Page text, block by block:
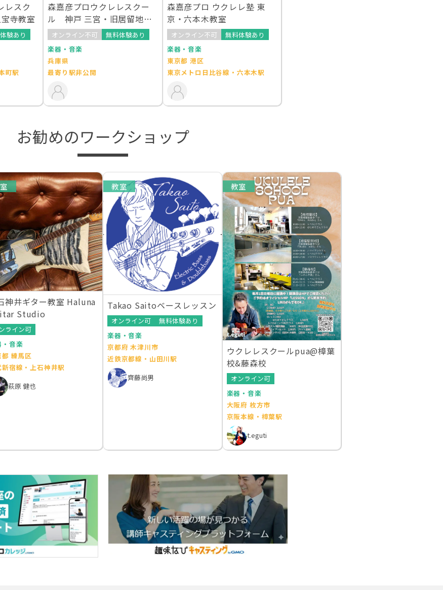
スク
寺教室
験あり
町駅
森嘉彦プロウクレレスクー
ル 神戸 三宮・旧居留地教
室オンライン不可
無料体験あり
楽器・音楽
兵庫県
最寄り駅非公開
森嘉彦プロ ウクレレ塾 東
京・六本木教室
オンライン不可
無料体験あり
楽器・音楽
東京都 港区
東京メトロ日比谷線・六本木駅
お勧めのワークショップ
神井ギター教室 Haluna
Studio
ライン可
・音楽
都 練馬区
新宿線・上石神井駅
萩原 健也
教室
Takao Saitoベースレッスン
オンライン可
無料体験あり
楽器・音楽
京都府 木津川市
近鉄京都線・山田川駅
齊藤尚男
教室
ウクレレスクールpua@樟葉
校&藤森校
オンライン可
楽器・音楽
大阪府 枚方市
京阪本線・樟葉駅
t.eguti